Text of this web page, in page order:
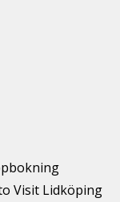
Visit Lidköping